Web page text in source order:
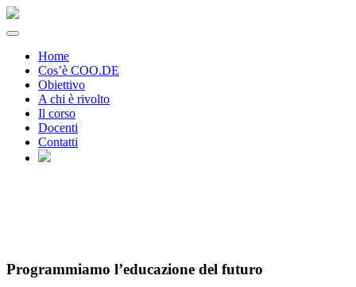
Home
Cos’è COO.DE
Obiettivo
A chi è rivolto
Il corso
Docenti
Contatti
Programmiamo l’educazione del futuro